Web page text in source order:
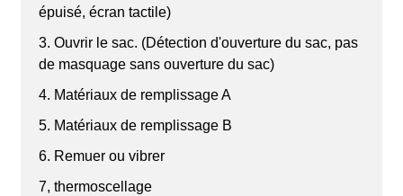
épuisé, écran tactile)
3. Ouvrir le sac. (Détection d'ouverture du sac, pas
de masquage sans ouverture du sac)
4. Matériaux de remplissage A
5. Matériaux de remplissage B
6. Remuer ou vibrer
7, thermoscellage